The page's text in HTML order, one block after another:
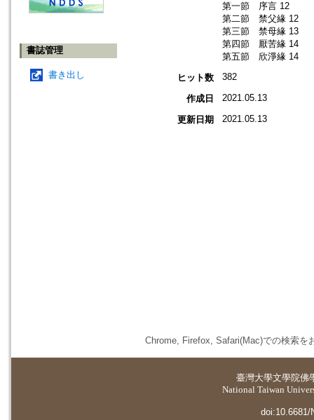
書誌管理
書き出し
第一節 序言 12
第二節 禁父緣 12
第三節 禁母緣 13
第四節 厭苦緣 14
第五節 欣淨緣 14
ヒット数
382
作成日 2021.05.13
更新日期 2021.05.13
Chrome, Firefox, Safari(Mac)での検索を
臺灣大學文學院佛
National Taiwan
doi:10.6681/